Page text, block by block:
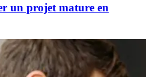
un projet mature en